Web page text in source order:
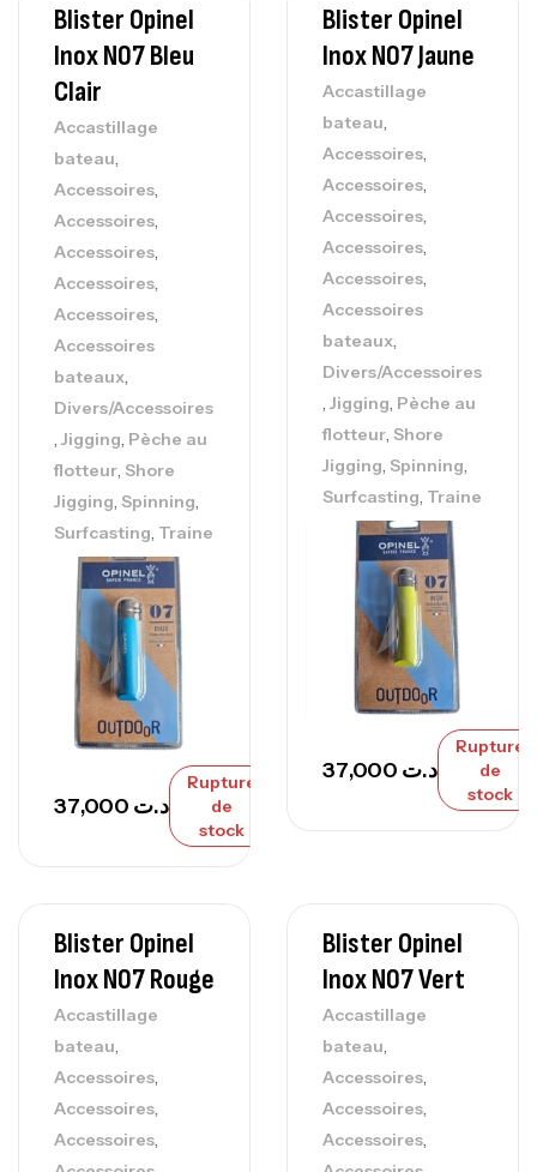
Blister Opinel
Inox N07 Bleu
Clair
Accastillage
bateau
Accessoires
Accessoires
Accessoires
Accessoires
Accessoires
Accessoires
bateaux
Divers/Accessoires
Jigging Pèche au
flotteur Shore
Jigging Spinning
Surfcasting Traine
د.ت
Rupture
de
stock
Blister Opinel
Inox N07 Jaune
Accastillage
bateau
Accessoires
Accessoires
Accessoires
Accessoires
Accessoires
Accessoires
bateaux
Divers/Accessoires
Jigging Pèche au
flotteur Shore
Jigging Spinning
Surfcasting Traine
د.ت
Rupture
de
stock
Blister Opinel
Inox N07 Rouge
Accastillage
bateau
Accessoires
Accessoires
Accessoires
Blister Opinel
Inox N07 Vert
Accastillage
bateau
Accessoires
Accessoires
Accessoires